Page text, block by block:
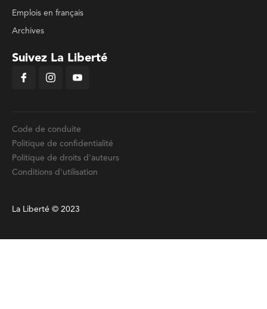
Emplois en français
Archives
Suivez La Liberté
Code de conduite
Politique de confidentialité
Politique de droits d'auteurs
Conditions d'utilisation
La Liberté © 2023